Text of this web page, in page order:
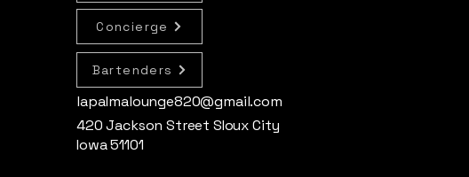
Concierge
Bartenders
lapalmalounge820@gmail.com
420 Jackson Street SIoux City
Iowa 51101